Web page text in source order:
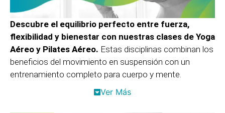
Descubre el equilibrio perfecto entre fuerza,
flexibilidad y bienestar con nuestras clases de Yoga
Aéreo y Pilates Aéreo. Estas disciplinas combinan los
beneficios del movimiento en suspensión con un
entrenamiento completo para cuerpo y mente.
Ver Más